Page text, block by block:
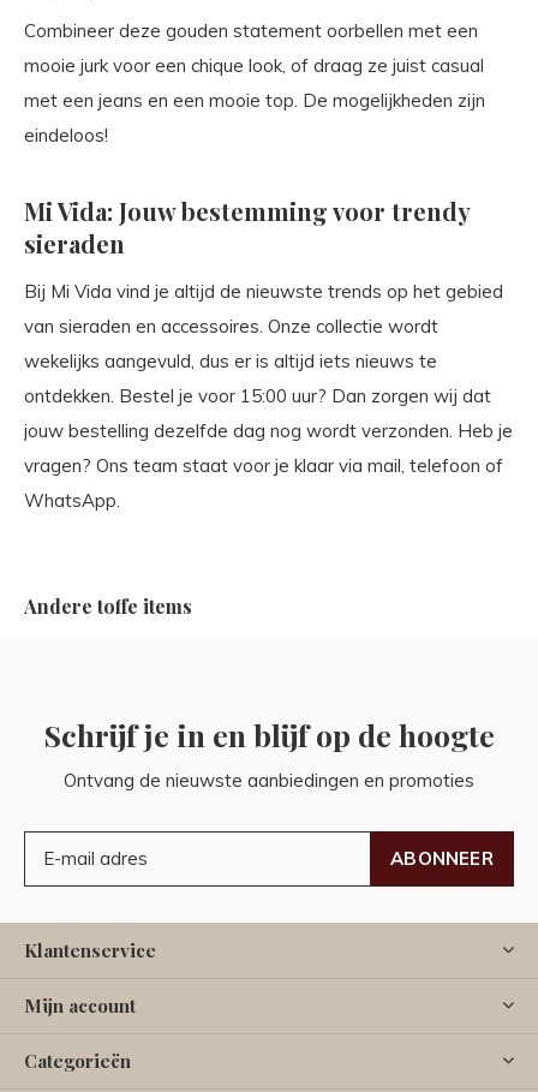
Combineer deze gouden statement oorbellen met een
mooie jurk voor een chique look, of draag ze juist casual
met een jeans en een mooie top. De mogelijkheden zijn
eindeloos!
Mi Vida: Jouw bestemming voor trendy
sieraden
Bij Mi Vida vind je altijd de nieuwste trends op het gebied
van sieraden en accessoires. Onze collectie wordt
wekelijks aangevuld, dus er is altijd iets nieuws te
ontdekken. Bestel je voor 15:00 uur? Dan zorgen wij dat
jouw bestelling dezelfde dag nog wordt verzonden. Heb je
vragen? Ons team staat voor je klaar via mail, telefoon of
WhatsApp.
Andere toffe items
Schrijf je in en blijf op de hoogte
Ontvang de nieuwste aanbiedingen en promoties
ABONNEER
Klantenservice
Mijn account
Categorieën